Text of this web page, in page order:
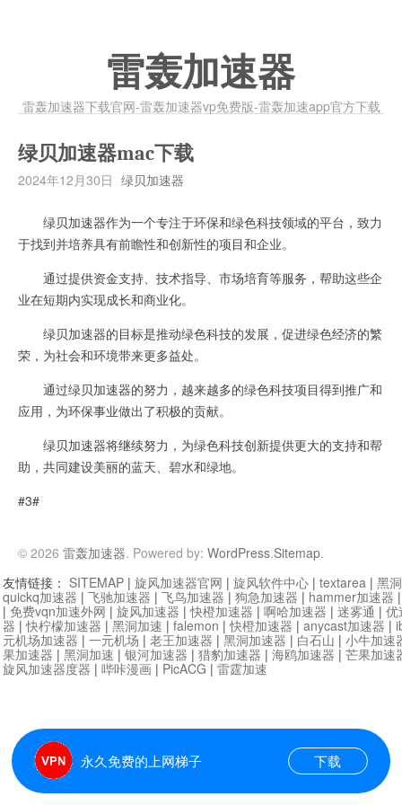
雷轰加速器
雷轰加速器下载官网-雷轰加速器vp免费版-雷轰加速app官方下载
绿贝加速器mac下载
2024年12月30日 绿贝加速器
绿贝加速器作为一个专注于环保和绿色科技领域的平台，致力
于找到并培养具有前瞻性和创新性的项目和企业。
通过提供资金支持、技术指导、市场培育等服务，帮助这些企
业在短期内实现成长和商业化。
绿贝加速器的目标是推动绿色科技的发展，促进绿色经济的繁
荣，为社会和环境带来更多益处。
通过绿贝加速器的努力，越来越多的绿色科技项目得到推广和
应用，为环保事业做出了积极的贡献。
绿贝加速器将继续努力，为绿色科技创新提供更大的支持和帮
助，共同建设美丽的蓝天、碧水和绿地。
#3#
© 2026 雷轰加速器. Powered by: WordPress.Sitemap.
永久免费的上网梯子 下载
友情链接： SITEMAP | 旋风加速器官网 | 旋风软件中心 | textarea | 黑
quickq加速器 | 飞驰加速器 | 飞鸟加速器 | 狗急加速器 | hammer加速器
| 免费vqn加速外网 | 旋风加速器 |快橙加速器 | 啊哈加速器 | 迷雾通 | 优
器 |快柠檬加速器 | 黑洞加速 | falemon |快橙加速器 | anycast加速器 |
元机场加速器 | 一元机场 | 老王加速器 | 黑洞加速器 | 白石山 | 小牛加速
果加速器 | 黑洞加速 | 银河加速器 | 猎豹加速器 | 海鸥加速器 | 芒果加速
旋风加速器度器 | 哔咔漫画 | PicACG | 雷霆加速